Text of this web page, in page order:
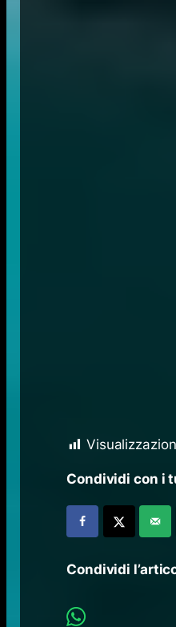
Condividi con i
Condividi